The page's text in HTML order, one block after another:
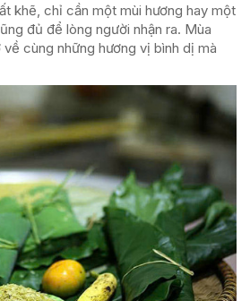
khẽ, chỉ cần một mùi hương hay một
đủ để lòng người nhận ra. Mùa
cùng những hương vị bình dị mà